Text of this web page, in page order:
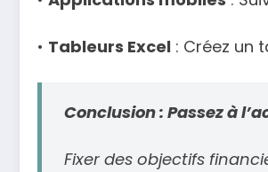
• Tableurs Excel : Créez un
Conclusion : Passez à
Fixer des objectifs